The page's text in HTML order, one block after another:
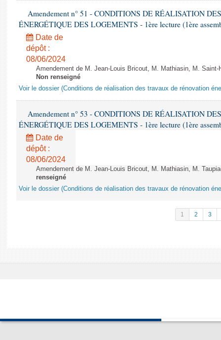
Amendement n° 51 - CONDITIONS DE RÉALISATION
ÉNERGÉTIQUE DES LOGEMENTS - 1ère lecture (1ère
Date de
dépôt :
08/06/2024
Amendement de M. Jean-Louis Bricout, M. Mathiasin, M.
Non renseigné
Voir le dossier (Conditions de réalisation des travaux de rénovation
Amendement n° 53 - CONDITIONS DE RÉALISATION
ÉNERGÉTIQUE DES LOGEMENTS - 1ère lecture (1ère
Date de
dépôt :
08/06/2024
Amendement de M. Jean-Louis Bricout, M. Mathiasin, M.
renseigné
Voir le dossier (Conditions de réalisation des travaux de rénovation
1 2 3